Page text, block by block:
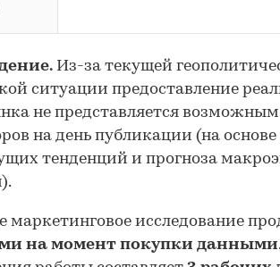
Из-за текущей
ситуации предоставление
не представляется
на день публикации (на
тенденций и прогноза
маркетинговое исследование
на момент покупки данными